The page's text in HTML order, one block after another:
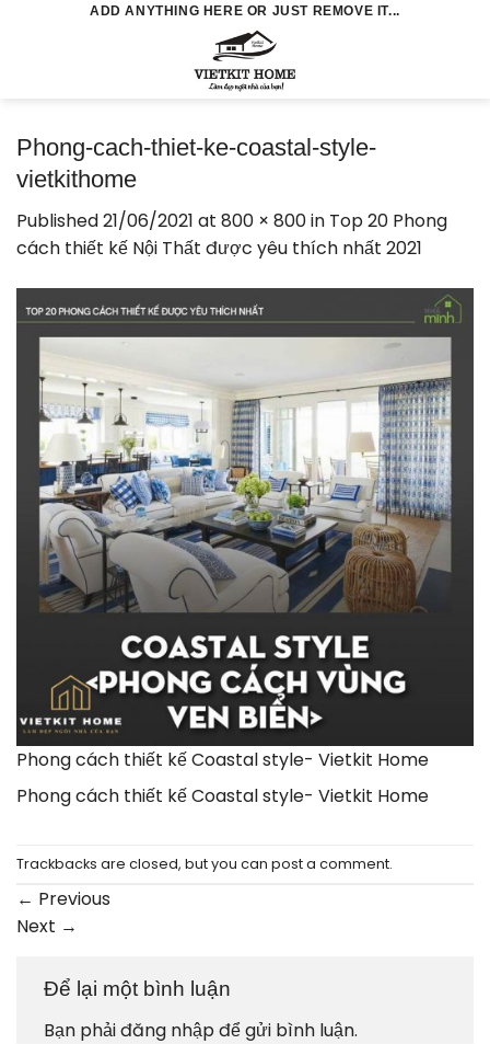
ADD ANYTHING HERE OR JUST REMOVE IT...
Phong-cach-thiet-ke-coastal-style-
vietkithome
Published21/06/2021 at 800 × 800in Top 20 Phong
cách thiết kế Nội Thất được yêu thích nhất 2021
Phong cách thiết kế Coastal style- Vietkit Home
Phong cách thiết kế Coastal style- Vietkit Home
Trackbacks are closed, but you can post a comment.
← Previous
Next →
Để lại một bình luận
Bạn phảiđăng nhậpđể gửi bình luận.